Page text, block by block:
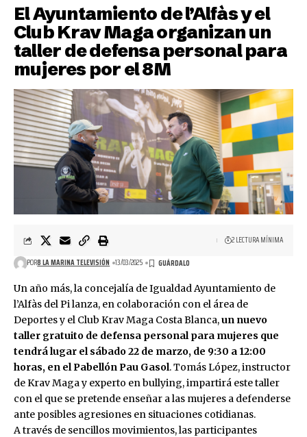
fuente
El Ayuntamiento de l’Alfàs y el
Club Krav Maga organizan un
taller de defensa personal para
mujeres por el 8M
POR8 LA MARINA TELEVISIÓN 13/03/2025
2 LECTURA MÍNIMA
Un año más, la concejalía de Igualdad Ayuntamiento de
l’Alfàs del Pi lanza, en colaboración con el área de
Deportes y el Club Krav Maga Costa Blanca,un nuevo
taller gratuito de defensa personal para mujeres que
tendrá lugar el sábado 22 de marzo, de 9:30 a 12:00
horas, en el Pabellón Pau Gasol. Tomás López, instructor
de Krav Maga y experto en bullying, impartirá este taller
con el que se pretende enseñar a las mujeres a defenderse
ante posibles agresiones en situaciones cotidianas.
A través de sencillos movimientos, las participantes